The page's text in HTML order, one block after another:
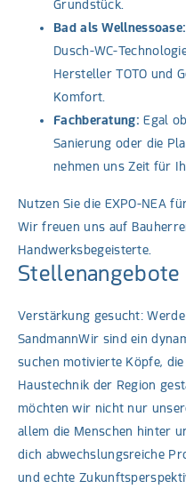
Grundstück.
Bad als Wellnessoase:
Dusch-WC-
Hersteller TOTO und
Komfort.
Fachberatung: Egal
Sanierung oder die
nehmen uns Zeit für
Nutzen Sie die EXPO-NEA
Wir freuen uns auf
Handwerksbegeisterte.
Verstärkung gesucht:
SandmannWir sind ein
suchen motivierte Köpfe,
Haustechnik der Region
möchten wir nicht nur
allem die Menschen hinter
dich abwechslungsreiche
und echte